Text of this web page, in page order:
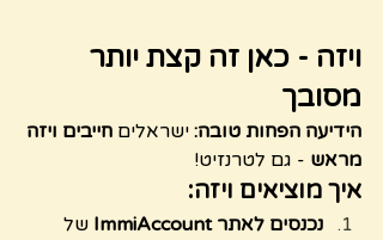
ויזה - כאן זה קצת יותר
מסובך
הידיעה הפחות טובה: ישראלים חייבים ויזה
מראש - גם לטרנזיט!
איך מוציאים ויזה:
נכנסים לאתר ImmiAccount
של